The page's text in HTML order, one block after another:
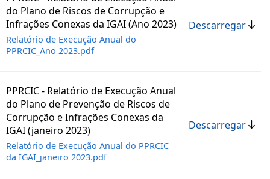
do Plano de Riscos de Corrupção e
Infrações Conexas da IGAI (Ano 2023)
Relatório de Execução Anual do
PPRCIC_Ano 2023.pdf
Descarregar
PPRCIC - Relatório de Execução Anual
do Plano de Prevenção de Riscos de
Corrupção e Infrações Conexas da
IGAI (janeiro 2023)
Relatório de Execução Anual do PPRCIC
da IGAI_janeiro 2023.pdf
Descarregar